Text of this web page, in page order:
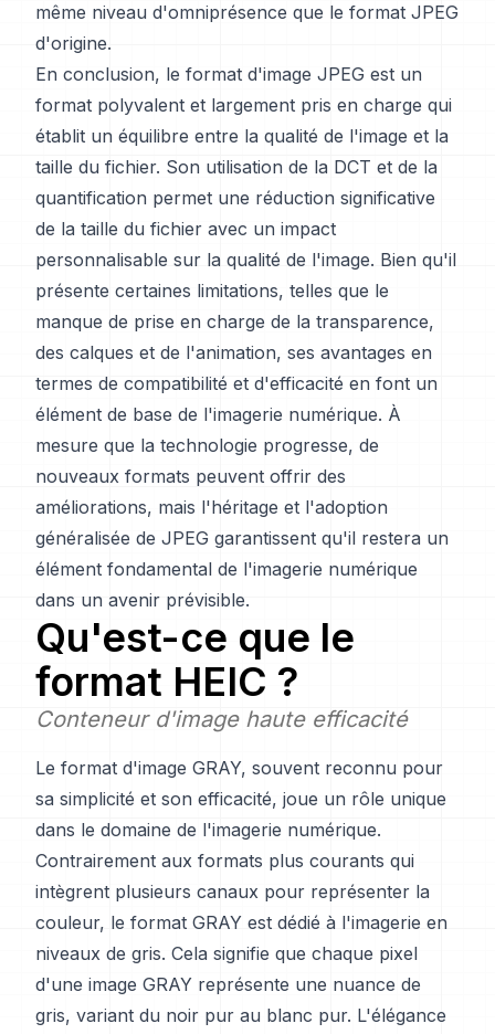
même niveau d'omniprésence que le format JPEG
d'origine.
En conclusion, le format d'image JPEG est un
format polyvalent et largement pris en charge qui
établit un équilibre entre la qualité de l'image et la
taille du fichier. Son utilisation de la DCT et de la
quantification permet une réduction significative
de la taille du fichier avec un impact
personnalisable sur la qualité de l'image. Bien qu'il
présente certaines limitations, telles que le
manque de prise en charge de la transparence,
des calques et de l'animation, ses avantages en
termes de compatibilité et d'efficacité en font un
élément de base de l'imagerie numérique. À
mesure que la technologie progresse, de
nouveaux formats peuvent offrir des
améliorations, mais l'héritage et l'adoption
généralisée de JPEG garantissent qu'il restera un
élément fondamental de l'imagerie numérique
dans un avenir prévisible.
Qu'est-ce que le
format HEIC ?
Conteneur d'image haute efficacité
Le format d'image GRAY, souvent reconnu pour
sa simplicité et son efficacité, joue un rôle unique
dans le domaine de l'imagerie numérique.
Contrairement aux formats plus courants qui
intègrent plusieurs canaux pour représenter la
couleur, le format GRAY est dédié à l'imagerie en
niveaux de gris. Cela signifie que chaque pixel
d'une image GRAY représente une nuance de
gris, variant du noir pur au blanc pur. L'élégance